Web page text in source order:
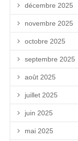
décembre 2025
novembre 2025
octobre 2025
septembre 2025
août 2025
juillet 2025
juin 2025
mai 2025